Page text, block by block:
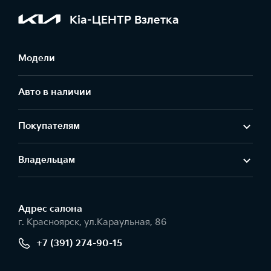
Kia-ЦЕНТР Взлетка
Модели
Авто в наличии
Покупателям
Владельцам
Адрес салонa
г. Красноярск, ул.Караульная, 86
+7 (391) 274-90-15